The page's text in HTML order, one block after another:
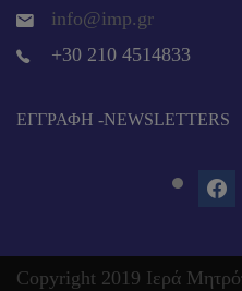
info@imp.gr
+30 210 4514833
EΓΓΡΑΦΉ -NEWSLETTERS
Copyright 2019 Ιερά